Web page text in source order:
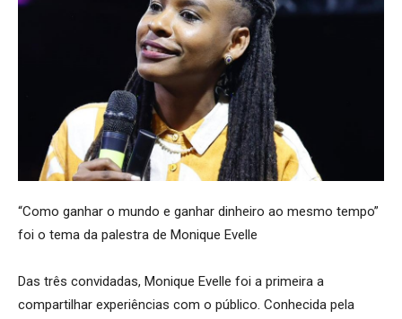
“Como ganhar o mundo e ganhar dinheiro ao mesmo tempo”
foi o tema da palestra de Monique Evelle
Das três convidadas, Monique Evelle foi a primeira a
compartilhar experiências com o público. Conhecida pela